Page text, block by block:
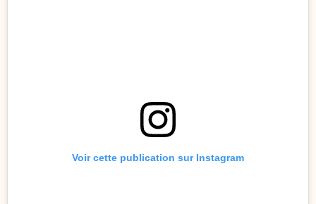
Voir cette publication sur Instagram